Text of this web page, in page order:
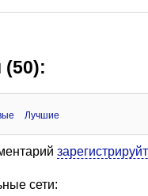
(50):
Лучшие
сети: